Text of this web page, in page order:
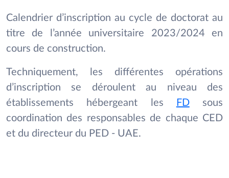
Calendrier d’inscription au cycle de doctorat au
titre de l’année universitaire 2023/2024 en
cours de construction.
Techniquement, les différentes opérations
d’inscription se déroulent au niveau des
établissements hébergeant les
FDsous
coordination des responsables de chaque CED
et du directeur du PED - UAE.